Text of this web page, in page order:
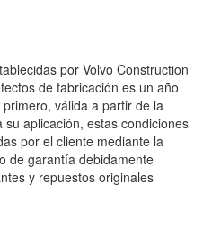
por Volvo Construction
de fabricación es un año
válida a partir de la
aplicación, estas condiciones
por el cliente mediante la
de garantía debidamente
y repuestos originales